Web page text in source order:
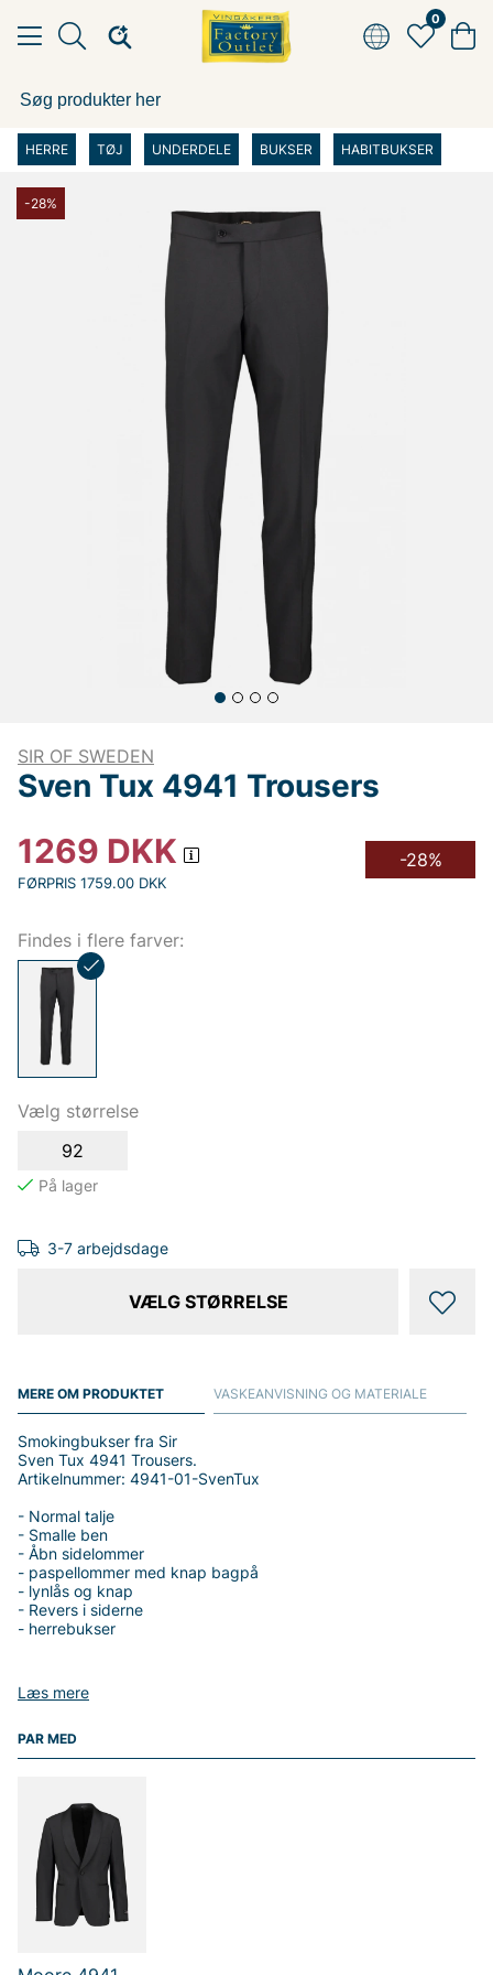
0
HERRE TØJ UNDERDELE BUKSER HABITBUKSER
-28%
SIR OF SWEDEN
Sven Tux 4941 Trousers
1269 DKK
FØRPRIS 1759.00 DKK
-28%
Findes i flere farver:
Vælg størrelse
92
3-7 arbejdsdage
VÆLG STØRRELSE
MERE OM PRODUKTET
Læs mere
Smokingbukser fra Sir
Sven Tux 4941 Trousers.
Artikelnummer: 4941-01-SvenTux
- Normal talje
- Smalle ben
- Åbn sidelommer
- paspellommer med knap bagpå
- lynlås og knap
- Revers i siderne
- herrebukser
Vingåker.
VASKEANVISNING OG MATERIALE
PAR MED